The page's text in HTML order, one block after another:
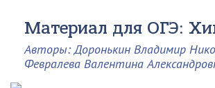
Материал для ОГЭ:
Авторы: Доронькин Владимир
Февралева Валентина